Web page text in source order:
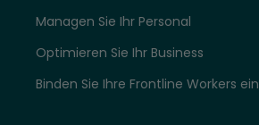
Managen Sie Ihr Personal
Optimieren Sie Ihr Business
Binden Sie Ihre Frontline Workers ein